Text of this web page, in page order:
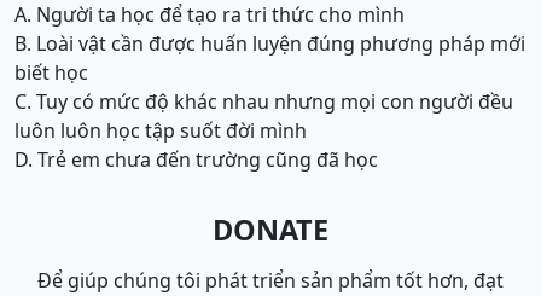
A. Người ta học để tạo ra tri thức cho mình
B. Loài vật cần được huấn luyện đúng phương pháp mới
biết học
C. Tuy có mức độ khác nhau nhưng mọi con người đều
luôn luôn học tập suốt đời mình
D. Trẻ em chưa đến trường cũng đã học
DONATE
Để giúp chúng tôi phát triển sản phẩm tốt hơn, đạt